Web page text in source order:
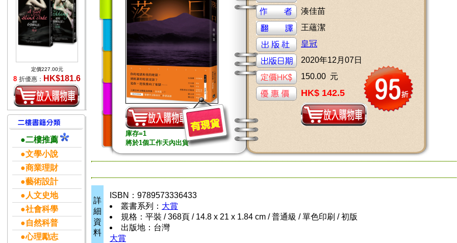
定價227.00元
8 折優惠： HK$181.6
●二樓推薦
●文學小說
●商業理財
●藝術設計
●人文史地
●社會科學
●自然科普
●心理勵志
庫存=1
將於1個工作天內出貨
湊佳苗
王蘊潔
皇冠
2020年12月07日
150.00 元
HK$ 142.5
詳
細
資
料
ISBN：9789573336433
叢書系列： 大賞
規格：平裝 / 368頁 / 14.8 x 21 x 1.84 cm / 普通級 / 單色印刷 / 初版
出版地：台灣
大賞